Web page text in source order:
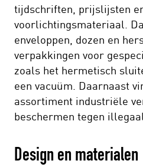
tijdschriften, prijslijsten
voorlichtingsmateriaal.
enveloppen, dozen en
verpakkingen voor
zoals het hermetisch
een vacuüm. Daarnaast
assortiment industriële
beschermen tegen
Design en materialen